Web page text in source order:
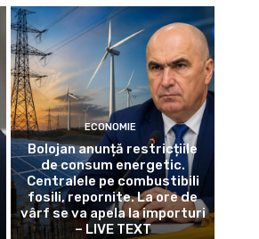
ECONOMIE
Bolojan anunță restricțiile
de consum energetic.
Centralele pe combustibili
fosili, repornite. La ore de
vârf se va apela la importuri
– LIVE TEXT